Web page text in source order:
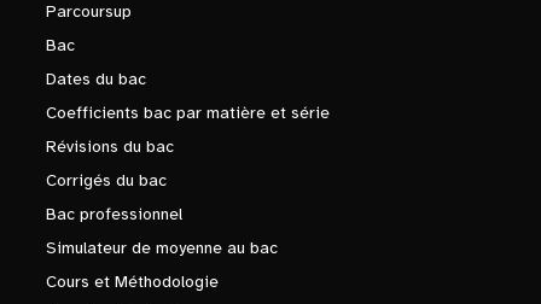
Parcoursup
Bac
Dates du bac
Coefficients bac par matière et série
Révisions du bac
Corrigés du bac
Bac professionnel
Simulateur de moyenne au bac
Cours et Méthodologie